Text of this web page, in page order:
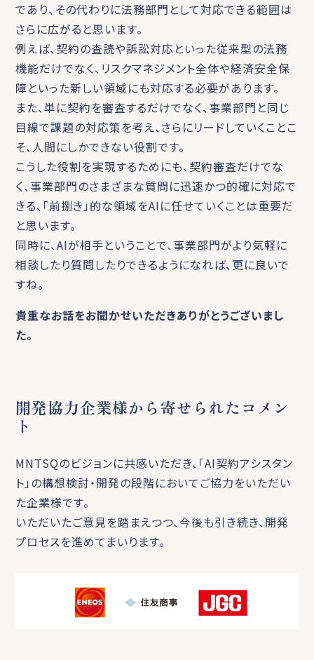
であり、その代わりに法務部門として対応できる範囲は
さらに広がると思います。
例えば、契約の査読や訴訟対応といった従来型の法務
機能だけでなく、リスクマネジメント全体や経済安全保
障といった新しい領域にも対応する必要があります。
また、単に契約を審査するだけでなく、事業部門と同じ
目線で課題の対応策を考え、さらにリードしていくことこ
そ、人間にしかできない役割です。
こうした役割を実現するためにも、契約審査だけでな
く、事業部門のさまざまな質問に迅速かつ的確に対応で
きる、「前捌き」的な領域をAIに任せていくことは重要だ
と思います。
同時に、AIが相手ということで、事業部門がより気軽に
相談したり質問したりできるようになれば、更に良いで
すね。
貴重なお話をお聞かせいただきありがとうございまし
た。
開発協力企業様から寄せられたコメン
ト
MNTSQのビジョンに共感いただき、「AI契約アシスタン
ト」の構想検討・開発の段階においてご協力をいただい
た企業様です。
いただいたご意見を踏まえつつ、今後も引き続き、開発
プロセスを進めてまいります。